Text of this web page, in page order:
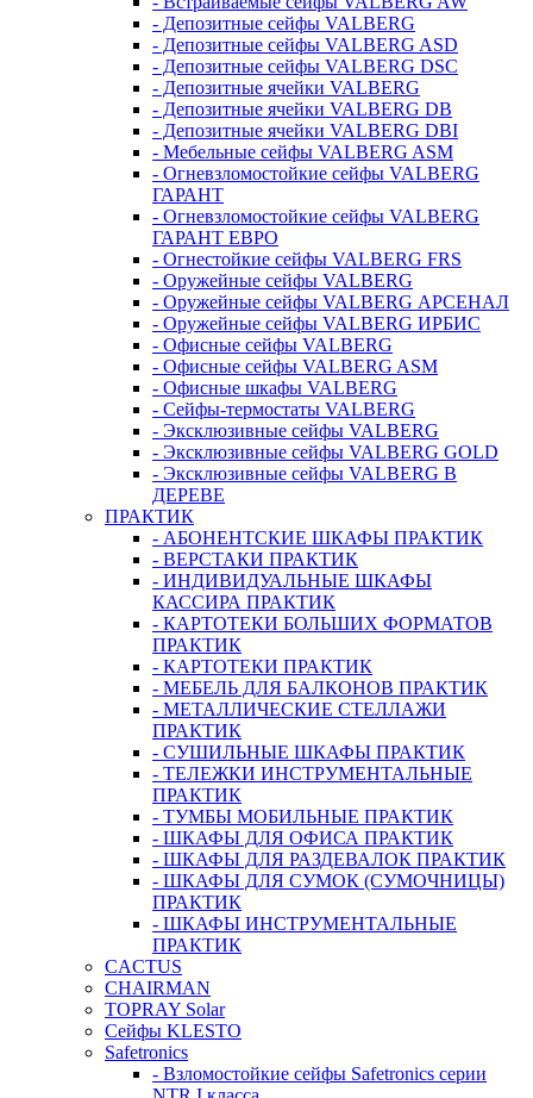
- Депозитные сейфы VALBERG
- Депозитные сейфы VALBERG ASD
- Депозитные сейфы VALBERG DSC
- Депозитные ячейки VALBERG
- Депозитные ячейки VALBERG DB
- Депозитные ячейки VALBERG DBI
- Мебельные сейфы VALBERG ASM
- Огневзломостойкие сейфы VALBERG
ГАРАНТ
- Огневзломостойкие сейфы VALBERG
ГАРАНТ ЕВРО
- Огнестойкие сейфы VALBERG FRS
- Оружейные сейфы VALBERG
- Оружейные сейфы VALBERG АРСЕНАЛ
- Оружейные сейфы VALBERG ИРБИС
- Офисные сейфы VALBERG
- Офисные сейфы VALBERG ASM
- Офисные шкафы VALBERG
- Сейфы-термостаты VALBERG
- Эксклюзивные сейфы VALBERG
- Эксклюзивные сейфы VALBERG GOLD
- Эксклюзивные сейфы VALBERG В
ДЕРЕВЕ
ПРАКТИК
- АБОНЕНТСКИЕ ШКАФЫ ПРАКТИК
- ВЕРСТАКИ ПРАКТИК
- ИНДИВИДУАЛЬНЫЕ ШКАФЫ
КАССИРА ПРАКТИК
- КАРТОТЕКИ БОЛЬШИХ ФОРМАТОВ
ПРАКТИК
- КАРТОТЕКИ ПРАКТИК
- МЕБЕЛЬ ДЛЯ БАЛКОНОВ ПРАКТИК
- МЕТАЛЛИЧЕСКИЕ СТЕЛЛАЖИ
ПРАКТИК
- СУШИЛЬНЫЕ ШКАФЫ ПРАКТИК
- ТЕЛЕЖКИ ИНСТРУМЕНТАЛЬНЫЕ
ПРАКТИК
- ТУМБЫ МОБИЛЬНЫЕ ПРАКТИК
- ШКАФЫ ДЛЯ ОФИСА ПРАКТИК
- ШКАФЫ ДЛЯ РАЗДЕВАЛОК ПРАКТИК
- ШКАФЫ ДЛЯ СУМОК (СУМОЧНИЦЫ)
ПРАКТИК
- ШКАФЫ ИНСТРУМЕНТАЛЬНЫЕ
ПРАКТИК
CACTUS
CHAIRMAN
TOPRAY Solar
Сейфы KLESTO
Safetronics
- Взломостойкие сейфы Safetronics серии